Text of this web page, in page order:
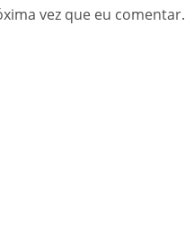
vez que eu comentar.